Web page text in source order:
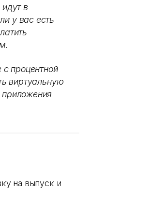
в
у вас есть
с процентной
виртуальную
на выпуск и